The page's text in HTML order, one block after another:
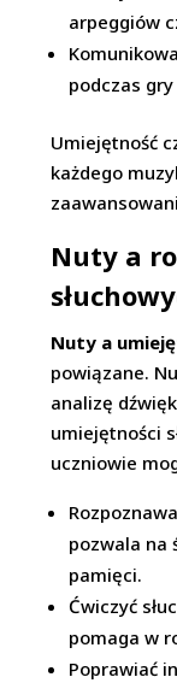
arpeggiów
podczas
Umiejętność
każdego
Nuty a
Nuty a
powiązane.
analizę
umiejętności
uczniowie
pozwala na
pamięci.
Ćwiczyć
pomaga w
Poprawiać